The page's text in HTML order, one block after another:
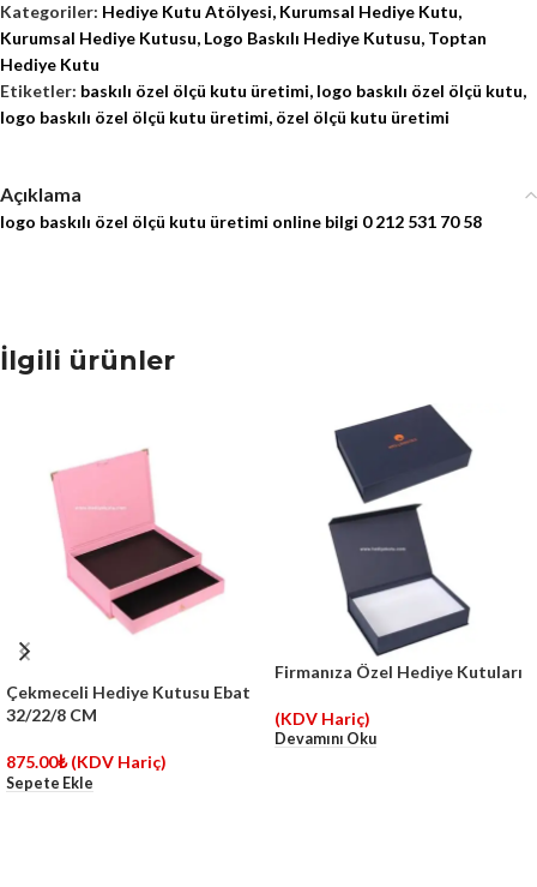
Kategoriler: Hediye Kutu Atölyesi, Kurumsal Hediye Kutu,
Kurumsal Hediye Kutusu, Logo Baskılı Hediye Kutusu, Toptan
Hediye Kutu
Etiketler: baskılı özel ölçü kutu üretimi, logo baskılı özel ölçü kutu,
logo baskılı özel ölçü kutu üretimi, özel ölçü kutu üretimi
Açıklama
logo baskılı özel ölçü kutu üretimi online bilgi 0 212 531 70 58
İlgili ürünler
Çekmeceli Hediye Kutusu Ebat
32/22/8 CM
875.00₺ (KDV Hariç)
Sepete Ekle
Firmanıza Özel Hediye Kutuları
(KDV Hariç)
Devamını Oku